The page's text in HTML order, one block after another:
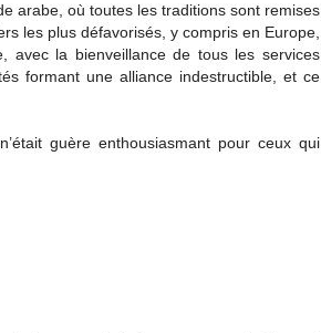
arabe, où toutes les traditions sont remises
les plus défavorisés, y compris en Europe,
avec la bienveillance de tous les services
formant une alliance indestructible, et ce
guère enthousiasmant pour ceux qui